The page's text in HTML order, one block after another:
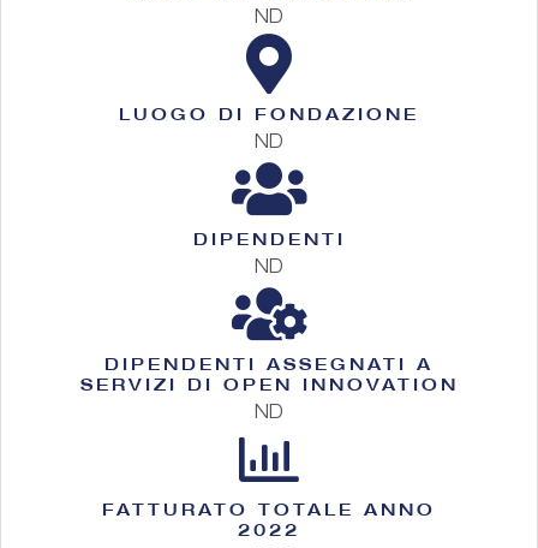
ND
LUOGO DI FONDAZIONE
ND
DIPENDENTI
ND
DIPENDENTI ASSEGNATI A
SERVIZI DI OPEN INNOVATION
ND
FATTURATO TOTALE ANNO
2022